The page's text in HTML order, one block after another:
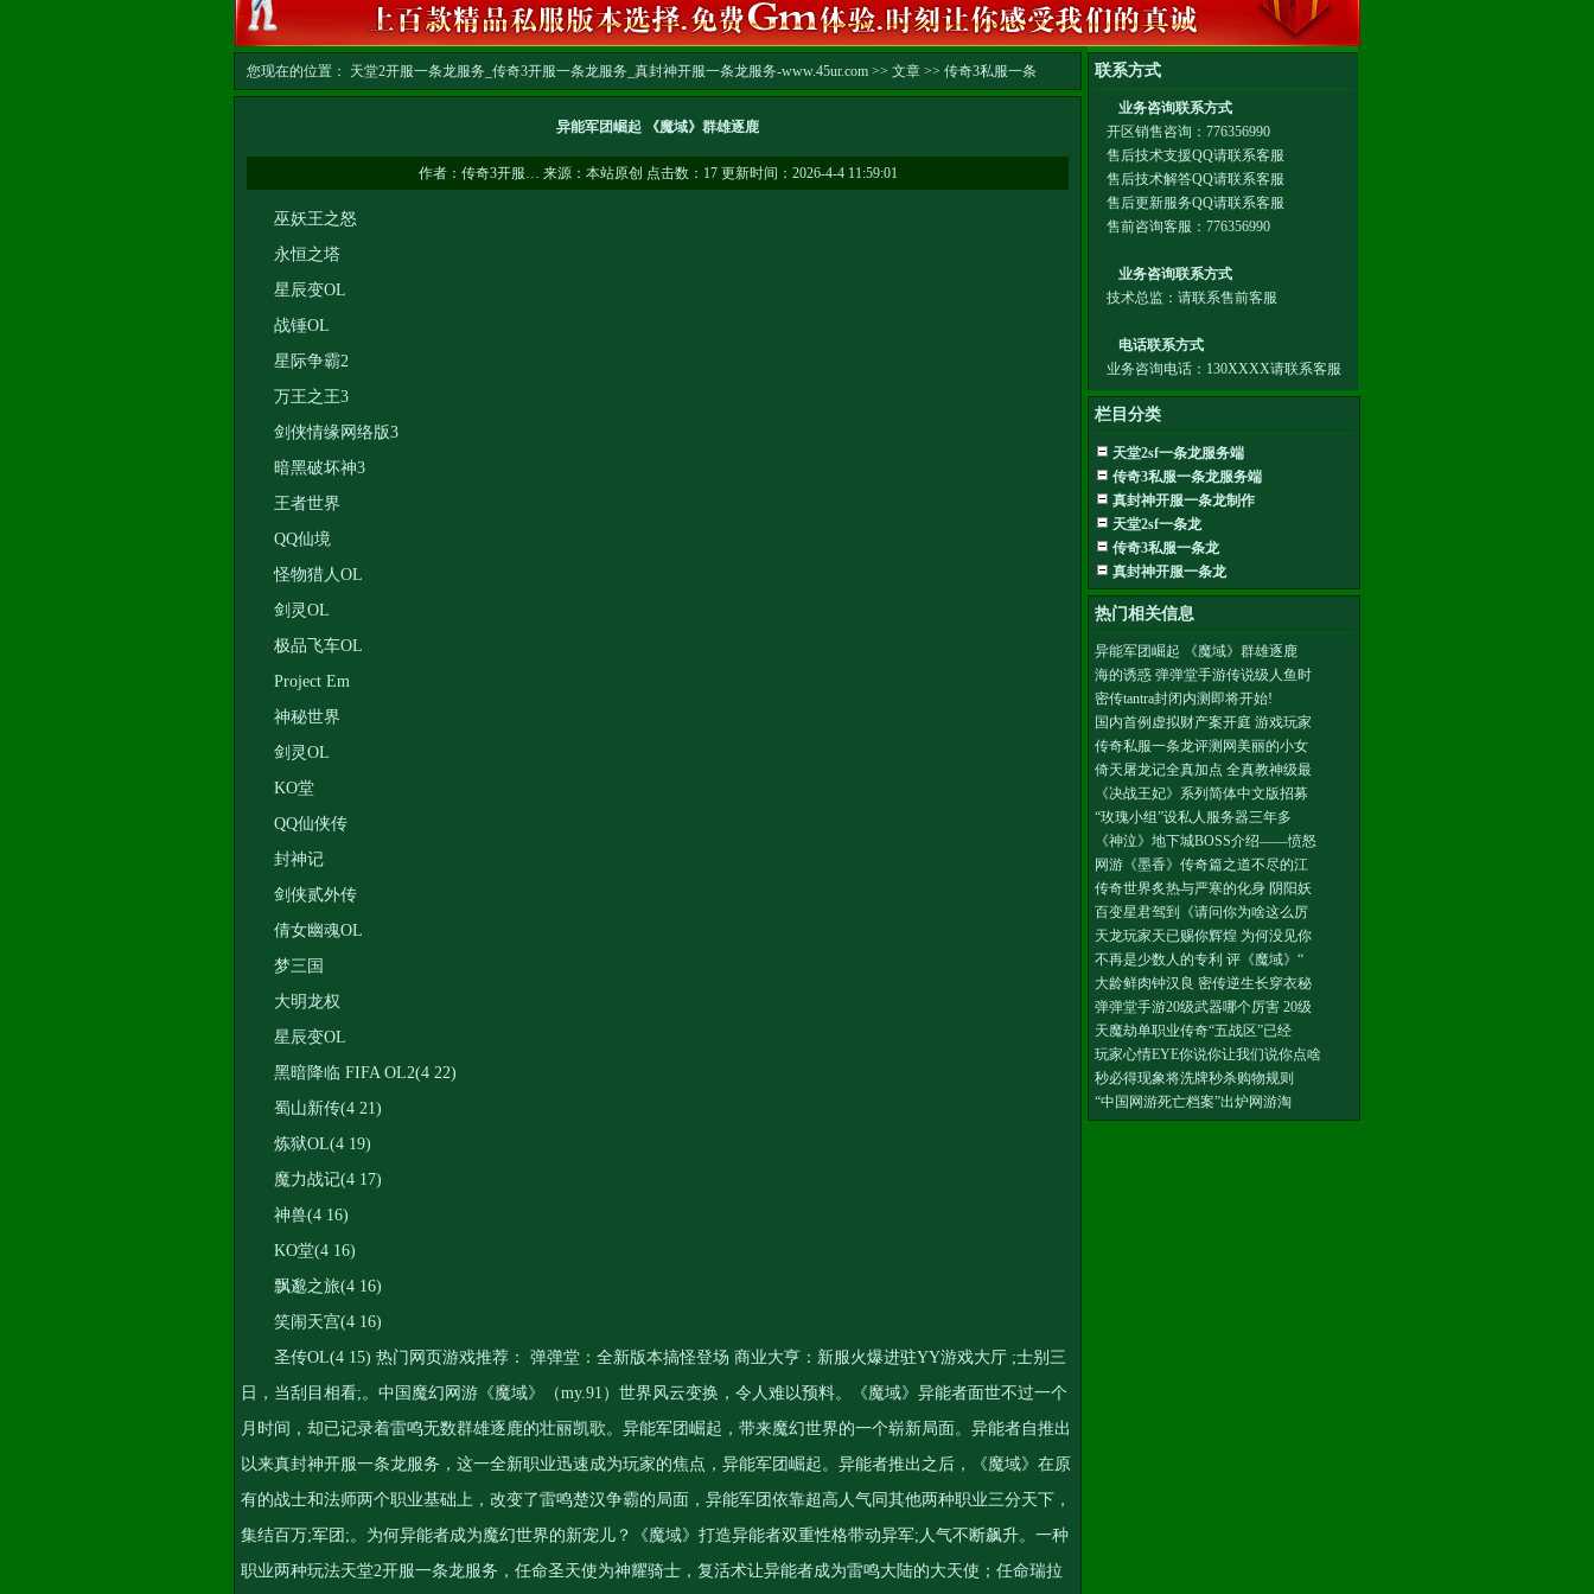
您现在的位置： 天堂2开服一条龙服务_传奇3开服一条龙服务_真封神开服一条龙服务-www.45ur.com >> 文章 >> 传奇3私服一条
异能军团崛起 《魔域》群雄逐鹿
作者： 传奇3开服… 来源：本站原创 点击数： 17 更新时间：2026-4-4 11:59:01
巫妖王之怒
永恒之塔
星辰变OL
战锤OL
星际争霸2
万王之王3
剑侠情缘网络版3
暗黑破坏神3
王者世界
QQ仙境
怪物猎人OL
剑灵OL
极品飞车OL
Project Em
神秘世界
剑灵OL
KO堂
QQ仙侠传
封神记
剑侠贰外传
倩女幽魂OL
梦三国
大明龙权
星辰变OL
黑暗降临 FIFA OL2(4 22)
蜀山新传(4 21)
炼狱OL(4 19)
魔力战记(4 17)
神兽(4 16)
KO堂(4 16)
飘邈之旅(4 16)
笑闹天宫(4 16)
圣传OL(4 15) 热门网页游戏推荐： 弹弹堂：全新版本搞怪登场 商业大亨：新服火爆进驻YY游戏大厅 ;士别三
日，当刮目相看;。中国魔幻网游《魔域》（my.91）世界风云变换，令人难以预料。《魔域》异能者面世不过一个
月时间，却已记录着雷鸣无数群雄逐鹿的壮丽凯歌。异能军团崛起，带来魔幻世界的一个崭新局面。异能者自推出
以来真封神开服一条龙服务 ，这一全新职业迅速成为玩家的焦点，异能军团崛起。异能者推出之后，《魔域》在原
有的战士和法师两个职业基础上，改变了雷鸣楚汉争霸的局面，异能军团依靠超高人气同其他两种职业三分天下，
集结百万;军团;。为何异能者成为魔幻世界的新宠儿？《魔域》打造异能者双重性格带动异军;人气不断飙升。一种
职业两种玩法天堂2开服一条龙服务 ，任命圣天使为神耀骑士，复活术让异能者成为雷鸣大陆的大天使；任命瑞拉
栏目分类
天堂2sf一条龙服务端
传奇3私服一条龙服务端
真封神开服一条龙制作
天堂2sf一条龙
传奇3私服一条龙
真封神开服一条龙
热门相关信息
异能军团崛起 《魔域》群雄逐鹿
海的诱惑 弹弹堂手游传说级人鱼时
密传tantra封闭内测即将开始!
国内首例虚拟财产案开庭 游戏玩家
传奇私服一条龙评测网美丽的小女
倚天屠龙记全真加点 全真教神级最
《决战王妃》系列简体中文版招募
“玫瑰小组”设私人服务器三年多
《神泣》地下城BOSS介绍——愤怒
网游《墨香》传奇篇之道不尽的江
传奇世界炙热与严寒的化身 阴阳妖
百变星君驾到《请问你为啥这么厉
天龙玩家天已赐你辉煌 为何没见你
不再是少数人的专利 评《魔域》“
大龄鲜肉钟汉良 密传逆生长穿衣秘
弹弹堂手游20级武器哪个厉害 20级
天魔劫单职业传奇“五战区”已经
玩家心情EYE你说你让我们说你点啥
秒必得现象将洗牌秒杀购物规则
“中国网游死亡档案”出炉网游淘